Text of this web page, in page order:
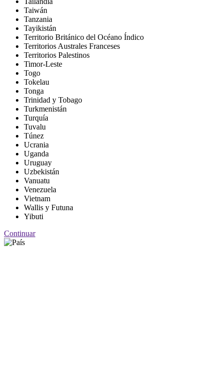
Taiwán
Tanzania
Tayikistán
Territorio Británico del Océano Índico
Territorios Australes Franceses
Territorios Palestinos
Timor-Leste
Togo
Tokelau
Tonga
Trinidad y Tobago
Turkmenistán
Turquía
Tuvalu
Túnez
Ucrania
Uganda
Uruguay
Uzbekistán
Vanuatu
Venezuela
Vietnam
Wallis y Futuna
Yibuti
Continuar